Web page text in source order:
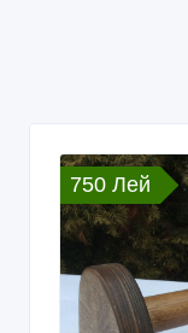
750 Лей